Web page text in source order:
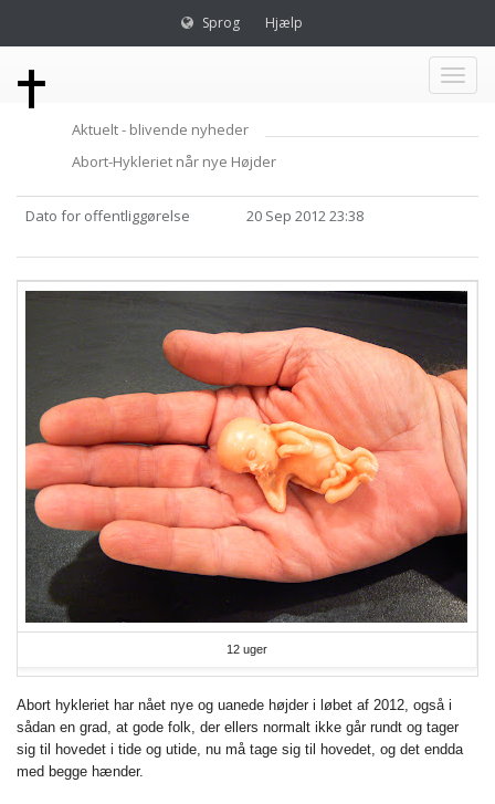
Sprog Hjælp
Toggle
Aktuelt - blivende nyheder
Abort-Hykleriet når nye Højder
Dato for offentliggørelse 20 Sep 2012 23:38
12 uger
Abort hykleriet har nået nye og uanede højder i løbet af 2012, også i
sådan en grad, at gode folk, der ellers normalt ikke går rundt og tager
sig til hovedet i tide og utide, nu må tage sig til hovedet, og det endda
med begge hænder.